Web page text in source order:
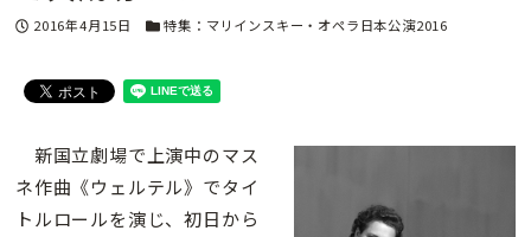
投稿日
2016年4月15日 カテゴリー
特集：マリインスキー・オペラ日本公演2016
新国立劇場で上演中のマス
ネ作曲《ウェルテル》でタイ
トルロールを演じ、初日から